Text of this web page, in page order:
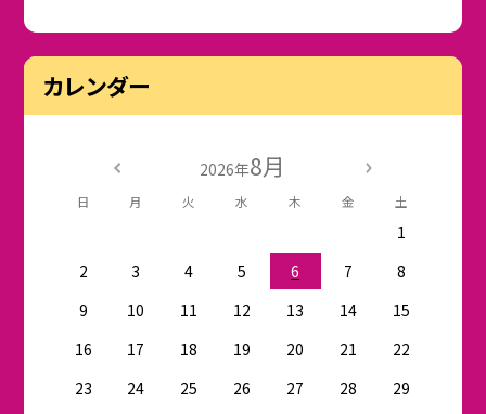
カレンダー
2026年8月
日 月 火 水 木 金 土
1
2
3 4 5 6 7
8
9
10 11 12 13 14
15
16
17 18 19 20 21
22
23
24 25 26 27 28
29